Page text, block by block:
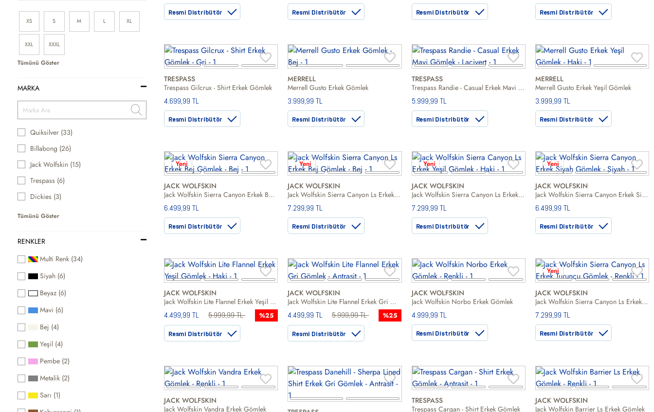
XS S M L XL
XXL XXXL
Tümünü Göster
MARKA
Quiksilver (33)
Billabong (26)
Jack Wolfskin (15)
Trespass (6)
Dickies (3)
Tümünü Göster
RENKLER
Multi Renk (34)
Siyah (6)
Beyaz (6)
Mavi (6)
Bej (4)
Yeşil (4)
Pembe (2)
Metalik (2)
Sarı (1)
Resmi Distribütör Resmi Distribütör Resmi Distribütör Resmi Distribütör
TRESPASS
Trespass Gilcrux - Shirt Erkek Gömlek
4.699,99 TL
Resmi Distribütör
MERRELL
Merrell Gusto Erkek Gömlek
3.999,99 TL
Resmi Distribütör
TRESPASS
Trespass Randie - Casual Erkek Mavi Gömlek
5.999,99 TL
Resmi Distribütör
MERRELL
Merrell Gusto Erkek Yeşil Gömlek
3.999,99 TL
Resmi Distribütör
Yeni
JACK WOLFSKIN
Jack Wolfskin Sierra Canyon Erkek Bej Gömlek
6.499,99 TL
Resmi Distribütör
Yeni
JACK WOLFSKIN
Jack Wolfskin Sierra Canyon Ls Erkek Bej Gömlek
7.299,99 TL
Resmi Distribütör
Yeni
JACK WOLFSKIN
Jack Wolfskin Sierra Canyon Ls Erkek Yeşil Gömlek
7.299,99 TL
Resmi Distribütör
Yeni
JACK WOLFSKIN
Jack Wolfskin Sierra Canyon Erkek Siyah Gömlek
6.499,99 TL
Resmi Distribütör
JACK WOLFSKIN
Jack Wolfskin Lite Flannel Erkek Yeşil Gömlek
4.499,99 TL 5.999,99 TL %25
Resmi Distribütör
JACK WOLFSKIN
Jack Wolfskin Lite Flannel Erkek Gri Gömlek
4.499,99 TL 5.999,99 TL %25
Resmi Distribütör
JACK WOLFSKIN
Jack Wolfskin Norbo Erkek Gömlek
4.999,99 TL
Resmi Distribütör
Yeni
JACK WOLFSKIN
Jack Wolfskin Sierra Canyon Ls Erkek Turuncu Gömlek
7.299,99 TL
Resmi Distribütör
JACK WOLFSKIN
Jack Wolfskin Vandra Erkek Gömlek
TRESPASS
Trespass Cargan - Shirt Erkek Gömlek
JACK WOLFSKIN
Jack Wolfskin Barrier Ls Erkek Gömlek